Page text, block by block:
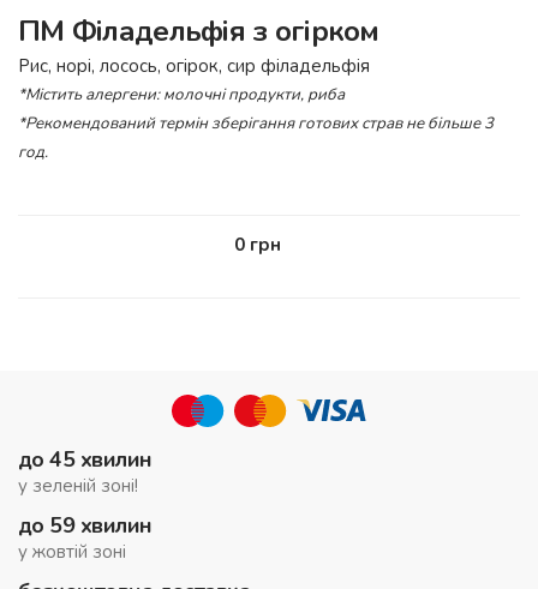
ПМ Філадельфія з огірком
Рис, норі, лосось, огірок, сир філадельфія
*Містить алергени: молочні продукти, риба
*Рекомендований термін зберігання готових страв не більше 3
год.
0грн
до 45 хвилин
у зеленій зоні!
до 59 хвилин
у жовтій зоні